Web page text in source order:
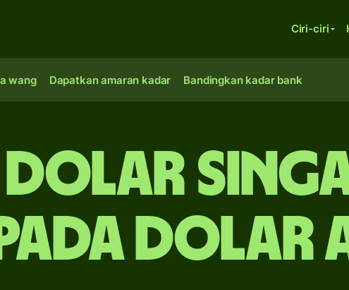
Ciri-ciri
wang Dapatkan amaran kadar Bandingkan kadar bank
dolar
dolar